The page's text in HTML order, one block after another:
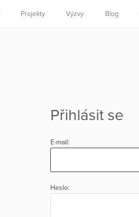
Projekty Výzvy Blog
Přihlásit se
E-mail:
Heslo: